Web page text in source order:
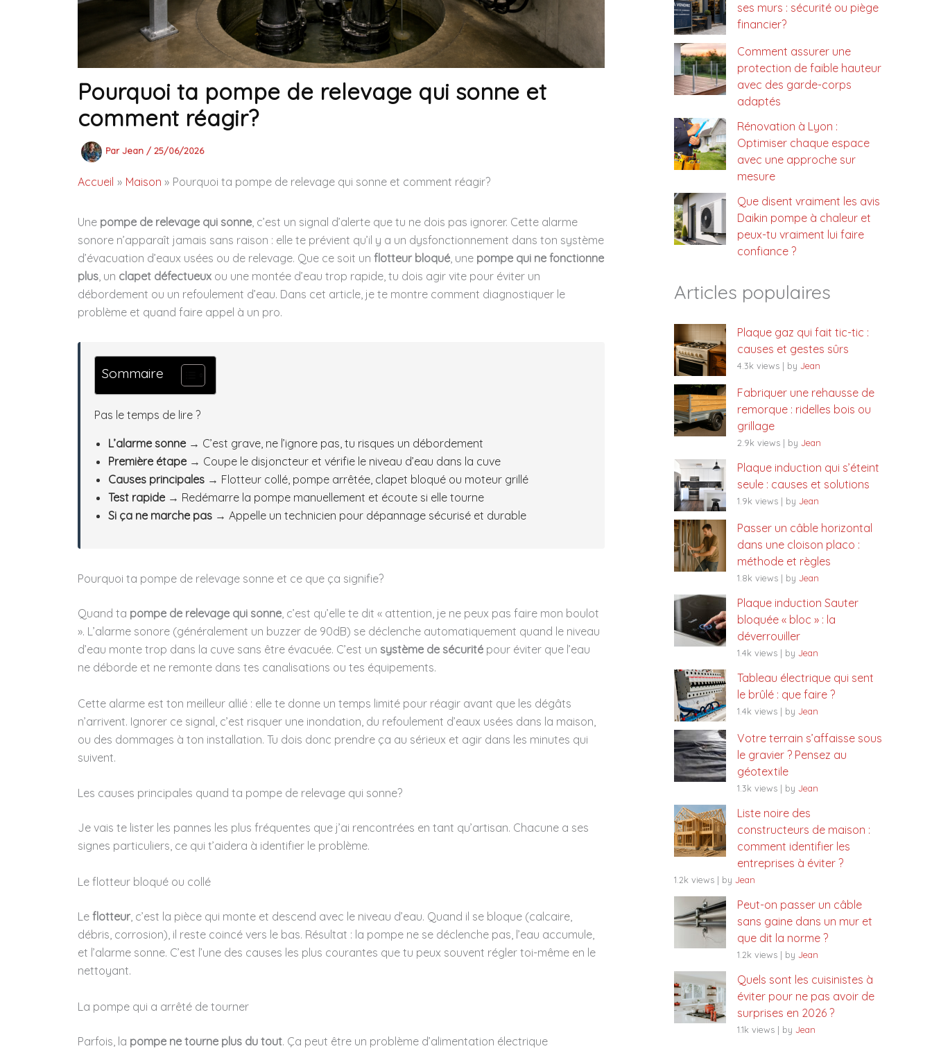
Pourquoi ta pompe de relevage qui sonne et
comment réagir?
ParJean / 25/06/2026
Accueil Maison Pourquoi ta pompe de relevage qui sonne et comment réagir?
Une pompe de relevage qui sonne, c’est un signal d’alerte que tu ne dois pas ignorer. Cette alarme
sonore n’apparaît jamais sans raison : elle te prévient qu’il y a un dysfonctionnement dans ton système
d’évacuation d’eaux usées ou de relevage. Que ce soit un flotteur bloqué, une pompe qui ne fonctionne
plus, un clapet défectueux ou une montée d’eau trop rapide, tu dois agir vite pour éviter un
débordement ou un refoulement d’eau. Dans cet article, je te montre comment diagnostiquer le
problème et quand faire appel à un pro.
Sommaire
Pas le temps de lire ?
L’alarme sonne → C’est grave, ne l’ignore pas, tu risques un débordement
Première étape → Coupe le disjoncteur et vérifie le niveau d’eau dans la cuve
Causes principales → Flotteur collé, pompe arrêtée, clapet bloqué ou moteur grillé
Test rapide → Redémarre la pompe manuellement et écoute si elle tourne
Si ça ne marche pas → Appelle un technicien pour dépannage sécurisé et durable
Pourquoi ta pompe de relevage sonne et ce que ça signifie?
Quand ta pompe de relevage qui sonne, c’est qu’elle te dit « attention, je ne peux pas faire mon boulot
». L’alarme sonore (généralement un buzzer de 90dB) se déclenche automatiquement quand le niveau
d’eau monte trop dans la cuve sans être évacuée. C’est un système de sécurité pour éviter que l’eau
ne déborde et ne remonte dans tes canalisations ou tes équipements.
Cette alarme est ton meilleur allié : elle te donne un temps limité pour réagir avant que les dégâts
n’arrivent. Ignorer ce signal, c’est risquer une inondation, du refoulement d’eaux usées dans la maison,
ou des dommages à ton installation. Tu dois donc prendre ça au sérieux et agir dans les minutes qui
suivent.
Les causes principales quand ta pompe de relevage qui sonne?
Je vais te lister les pannes les plus fréquentes que j’ai rencontrées en tant qu’artisan. Chacune a ses
signes particuliers, ce qui t’aidera à identifier le problème.
Le flotteur bloqué ou collé
Le flotteur, c’est la pièce qui monte et descend avec le niveau d’eau. Quand il se bloque (calcaire,
débris, corrosion), il reste coincé vers le bas. Résultat : la pompe ne se déclenche pas, l’eau accumule,
et l’alarme sonne. C’est l’une des causes les plus courantes que tu peux souvent régler toi-même en le
nettoyant.
La pompe qui a arrêté de tourner
Parfois, la pompe ne tourne plus du tout. Ça peut être un problème d’alimentation électrique
ses murs : sécurité ou piège
financier?
Comment assurer une
protection de faible hauteur
avec des garde-corps
adaptés
Rénovation à Lyon :
Optimiser chaque espace
avec une approche sur
mesure
Que disent vraiment les avis
Daikin pompe à chaleur et
peux-tu vraiment lui faire
confiance ?
Articles populaires
Plaque gaz qui fait tic-tic :
causes et gestes sûrs
4.3k views | by Jean
Fabriquer une rehausse de
remorque : ridelles bois ou
grillage
2.9k views | by Jean
Plaque induction qui s’éteint
seule : causes et solutions
1.9k views | by Jean
Passer un câble horizontal
dans une cloison placo :
méthode et règles
1.8k views | by Jean
Plaque induction Sauter
bloquée « bloc » : la
déverrouiller
1.4k views | by Jean
Tableau électrique qui sent
le brûlé : que faire ?
1.4k views | by Jean
Votre terrain s’affaisse sous
le gravier ? Pensez au
géotextile
1.3k views | by Jean
Liste noire des
constructeurs de maison :
comment identifier les
entreprises à éviter ?
1.2k views | by Jean
Peut-on passer un câble
sans gaine dans un mur et
que dit la norme ?
1.2k views | by Jean
Quels sont les cuisinistes à
éviter pour ne pas avoir de
surprises en 2026 ?
1.1k views | by Jean